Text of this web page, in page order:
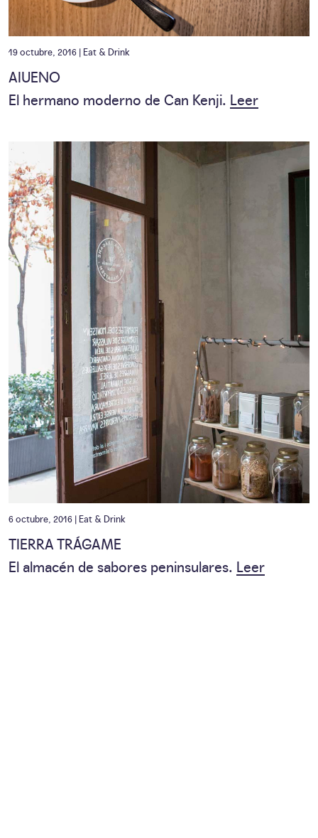
19 octubre, 2016 | Eat & Drink
AIUENO
El hermano moderno de Can Kenji. Leer
6 octubre, 2016 | Eat & Drink
TIERRA TRÁGAME
El almacén de sabores peninsulares. Leer